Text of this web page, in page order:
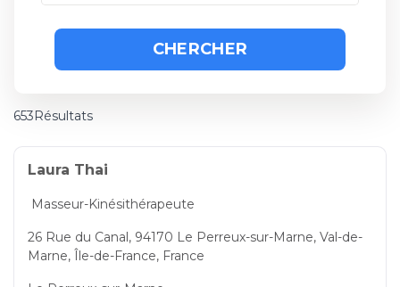
CHERCHER
653Résultats
Laura Thai
Masseur-Kinésithérapeute
26 Rue du Canal, 94170 Le Perreux-sur-Marne, Val-de-
Marne, Île-de-France, France